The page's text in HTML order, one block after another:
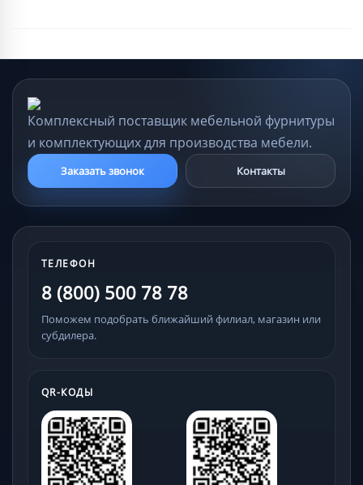
Комплексный поставщик мебельной фурнитуры
и комплектующих для производства мебели.
Заказать звонок Контакты
ТЕЛЕФОН
8 (800) 500 78 78
Поможем подобрать ближайший филиал, магазин или
субдилера.
QR-КОДЫ